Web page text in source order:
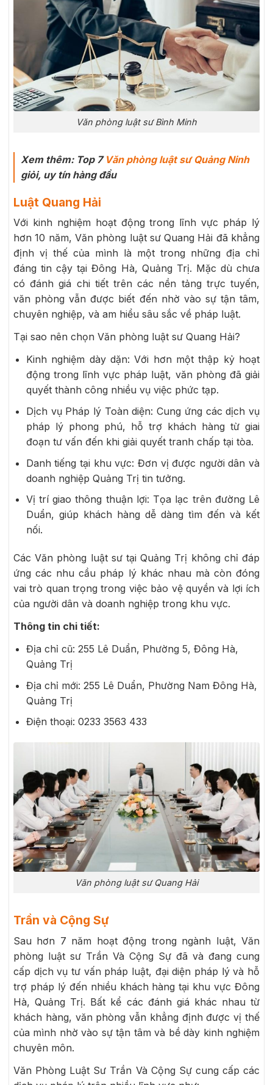
Văn phòng luật sư Bình Minh
Xem thêm: Top 7 Văn phòng luật sư Quảng Ninh
giỏi, uy tín hàng đầu
Luật Quang Hải
Với kinh nghiệm hoạt động trong lĩnh vực pháp lý
hơn 10 năm, Văn phòng luật sư Quang Hải đã khẳng
định vị thế của mình là một trong những địa chỉ
đáng tin cậy tại Đông Hà, Quảng Trị. Mặc dù chưa
có đánh giá chi tiết trên các nền tảng trực tuyến,
văn phòng vẫn được biết đến nhờ vào sự tận tâm,
chuyên nghiệp, và am hiểu sâu sắc về pháp luật.
Tại sao nên chọn Văn phòng luật sư Quang Hải?
Kinh nghiệm dày dặn: Với hơn một thập kỷ hoạt
động trong lĩnh vực pháp luật, văn phòng đã giải
quyết thành công nhiều vụ việc phức tạp.
Dịch vụ Pháp lý Toàn diện: Cung ứng các dịch vụ
pháp lý phong phú, hỗ trợ khách hàng từ giai
đoạn tư vấn đến khi giải quyết tranh chấp tại tòa.
Danh tiếng tại khu vực: Đơn vị được người dân và
doanh nghiệp Quảng Trị tin tưởng.
Vị trí giao thông thuận lợi: Tọa lạc trên đường Lê
Duẩn, giúp khách hàng dễ dàng tìm đến và kết
nối.
Các Văn phòng luật sư tại Quảng Trị không chỉ đáp
ứng các nhu cầu pháp lý khác nhau mà còn đóng
vai trò quan trọng trong việc bảo vệ quyền và lợi ích
của người dân và doanh nghiệp trong khu vực.
Thông tin chi tiết:
Địa chỉ cũ: 255 Lê Duẩn, Phường 5, Đông Hà,
Quảng Trị
Địa chỉ mới: 255 Lê Duẩn, Phường Nam Đông Hà,
Quảng Trị
Điện thoại: 0233 3563 433
Văn phòng luật sư Quang Hải
Trần và Cộng Sự
Sau hơn 7 năm hoạt động trong ngành luật, Văn
phòng luật sư Trần Và Cộng Sự đã và đang cung
cấp dịch vụ tư vấn pháp luật, đại diện pháp lý và hỗ
trợ pháp lý đến nhiều khách hàng tại khu vực Đông
Hà, Quảng Trị. Bất kể các đánh giá khác nhau từ
khách hàng, văn phòng vẫn khẳng định được vị thế
của mình nhờ vào sự tận tâm và bề dày kinh nghiệm
chuyên môn.
Văn Phòng Luật Sư Trần Và Cộng Sự cung cấp các